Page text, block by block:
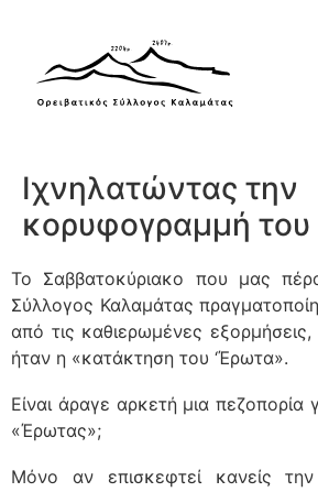
Ιχνηλατώντας την
κορυφογραμμή
Το Σαββατοκύριακο που μας
Σύλλογος Καλαμάτας
από τις καθιερωμένες
ήταν η «κατάκτηση του ‘Έρωτα».
Είναι άραγε αρκετή μια πεζοπορία
«Έρωτας»;
Μόνο αν επισκεφτεί κανείς